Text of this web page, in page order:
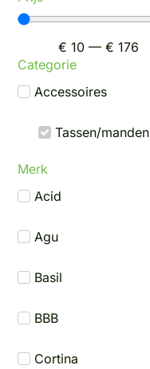
€ 10 — € 176
Categorie
Accessoires
Tassen/manden
Merk
Acid
Agu
Basil
BBB
Cortina